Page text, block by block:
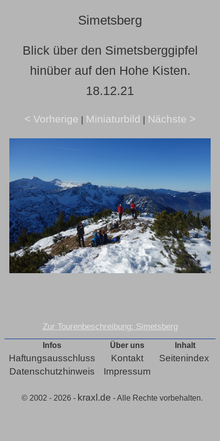
Simetsberg
Blick über den Simetsberggipfel
hinüber auf den Hohe Kisten.
18.12.21
< Vorherige | Miniaturbild | Nächste >
Zur Tourenbeschreibung: Simetsberg
Infos
Haftungsausschluss
Datenschutzhinweis
Über uns
Kontakt
Impressum
Inhalt
Seitenindex
© 2002 - 2026 - kraxl.de - Alle Rechte vorbehalten.